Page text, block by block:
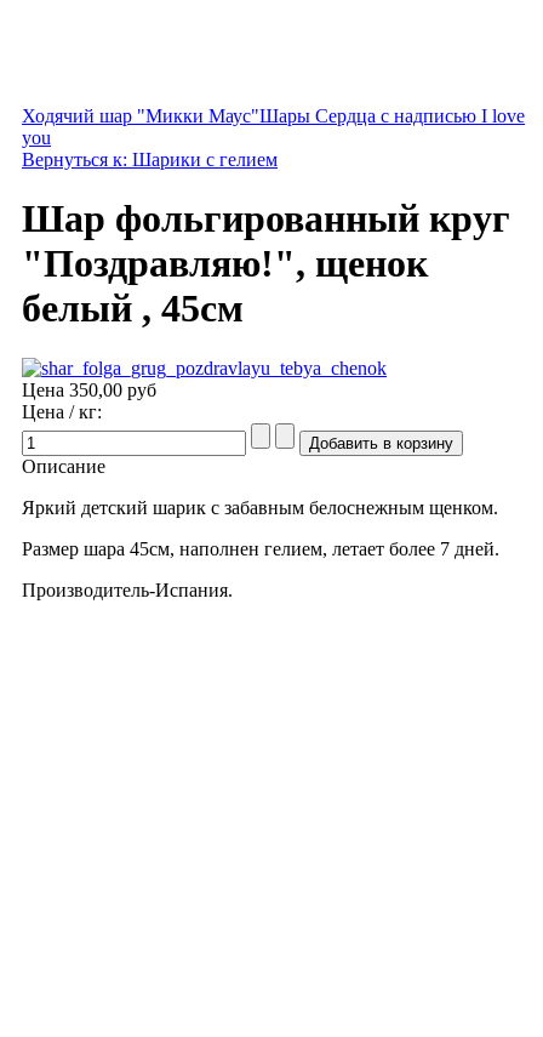
Ходячий шар "Микки Маус"Шары Сердца с надписью I love
you
Вернуться к: Шарики с гелием
Шар фольгированный круг
"Поздравляю!", щенок
белый , 45см
Цена 350,00 руб
Цена / кг:
Описание
Яркий детский шарик с забавным белоснежным щенком.
Размер шара 45см, наполнен гелием, летает более 7 дней.
Производитель-Испания.